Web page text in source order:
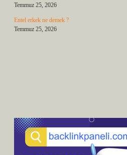
Temmuz 25, 2026
Entel erkek ne demek ?
Temmuz 25, 2026